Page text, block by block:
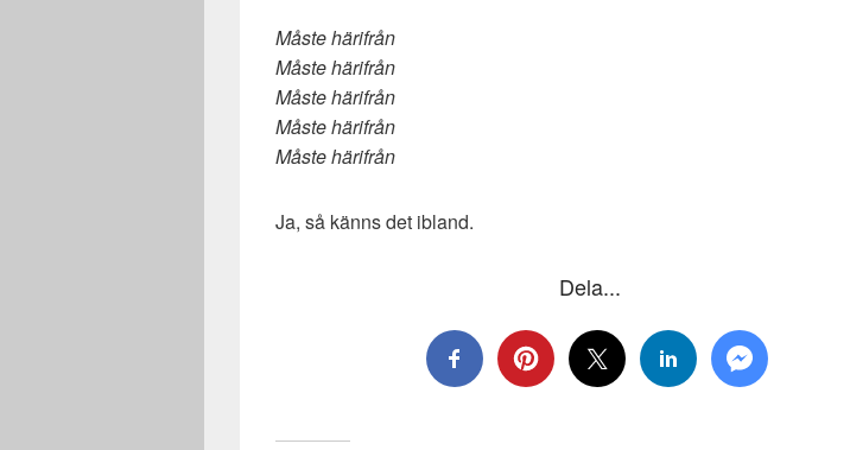
Måste härifrån
Måste härifrån
Måste härifrån
Måste härifrån
Måste härifrån
Ja, så känns det ibland.
Dela...